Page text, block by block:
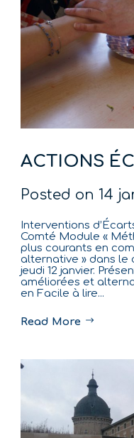
ACTIONS
Posted on 14
Interventions
Comté Module «
plus courants en
alternative » dans le
jeudi 12 janvier.
améliorées et
en Facile à lire...
Read More